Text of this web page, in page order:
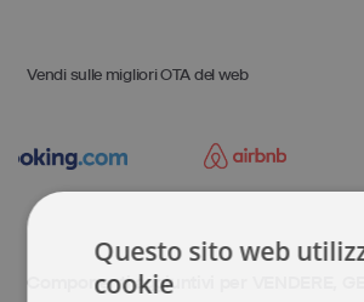
Vendi sulle migliori OTA del web
Componenti aggiuntivi per VENDERE,
Questo sito web
cookie